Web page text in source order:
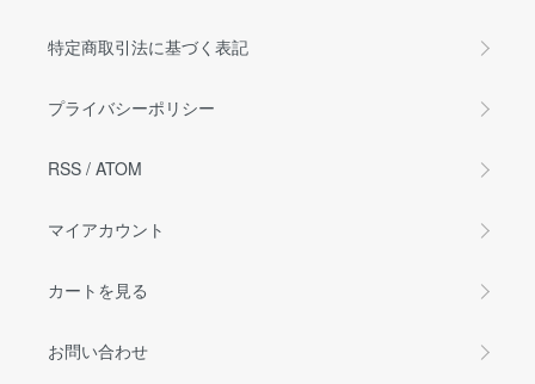
特定商取引法に基づく表記
プライバシーポリシー
RSS / ATOM
マイアカウント
カートを見る
お問い合わせ